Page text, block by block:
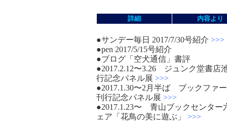
詳細 内容より
●サンデー毎日 2017/7/30号紹介 >>>
●pen 2017/5/15号紹介
●ブログ「空犬通信」書評
●2017.2.12〜3.26 ジュンク堂書
行記念パネル展 >>>
●2017.1.30〜2月半ば ブックフ
刊行記念パネル展 >>>
●2017.1.23〜 青山ブックセンタ
ェア「花鳥の美に遊ぶ」
>>>